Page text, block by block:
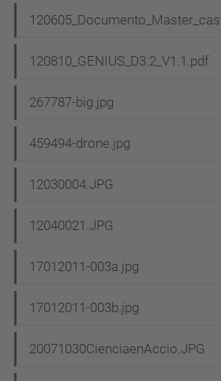
120810_GENIUS_D3.2_V1.1.pdf
267787-big.jpg
459494-drone.jpg
12030004.JPG
12040021.JPG
17012011-003a.jpg
17012011-003b.jpg
20071030CienciaenAccio.JPG